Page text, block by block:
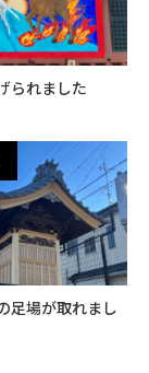
られました
足場が取れまし